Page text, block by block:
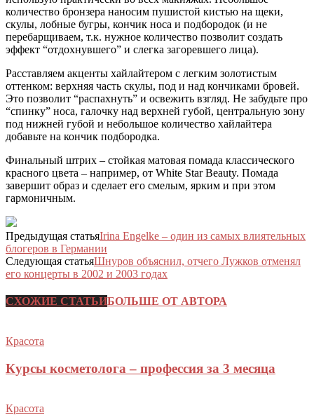
количество бронзера наносим пушистой кистью на щеки,
скулы, лобные бугры, кончик носа и подбородок (и не
перебарщиваем, т.к. нужное количество позволит создать
эффект “отдохнувшего” и слегка загоревшего лица).
Расставляем акценты хайлайтером с легким золотистым
оттенком: верхняя часть скулы, под и над кончиками бровей.
Это позволит “распахнуть” и освежить взгляд. Не забудьте про
“спинку” носа, галочку над верхней губой, центральную зону
под нижней губой и небольшое количество хайлайтера
добавьте на кончик подбородка.
Финальный штрих – стойкая матовая помада классического
красного цвета – например, от White Star Beauty. Помада
завершит образ и сделает его смелым, ярким и при этом
гармоничным.
Предыдущая статьяIrina Engelke – один из самых влиятельных
блогеров в Германии
Следующая статьяШнуров объяснил, отчего Лужков отменял
его концерты в 2002 и 2003 годах
СХОЖИЕ СТАТЬИБОЛЬШЕ ОТ АВТОРА
Красота
Курсы косметолога – профессия за 3 месяца
Красота